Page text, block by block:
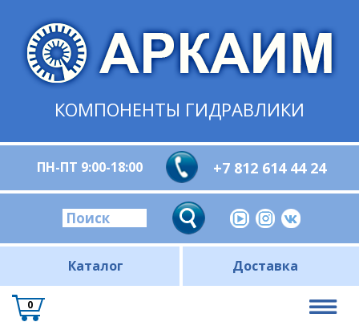
КОМПОНЕНТЫ ГИДРАВЛИКИ
ПН-ПТ 9:00-18:00 +7 812 614 44 24
Каталог Доставка
0